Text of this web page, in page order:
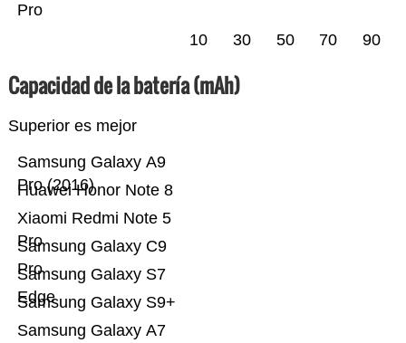
Pro
10 30 50 70 90
Capacidad de la batería (mAh)
Superior es mejor
Samsung Galaxy A7
Samsung Galaxy S9+
Samsung Galaxy S7
Edge
Samsung Galaxy C9
Pro
Xiaomi Redmi Note 5
Pro
Huawei Honor Note 8
Samsung Galaxy A9
Pro (2016)